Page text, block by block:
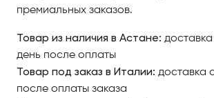
премиальных заказов.
Товар из наличия в Астане:
день после оплаты
Товар под заказ в Италии: доставка
после оплаты заказа